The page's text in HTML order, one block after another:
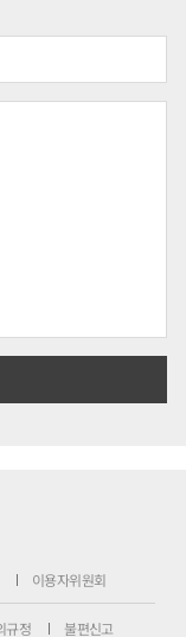
이용자위원회
규정 불편신고